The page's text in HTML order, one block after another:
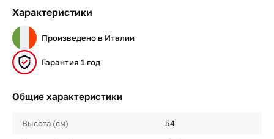
Характеристики
Произведено в Италии
Гарантия 1 год
Общие характеристики
Высота (см) 54